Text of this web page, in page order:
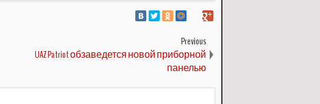
Previous
UAZ Patriot обзаведется новой приборной
панелью